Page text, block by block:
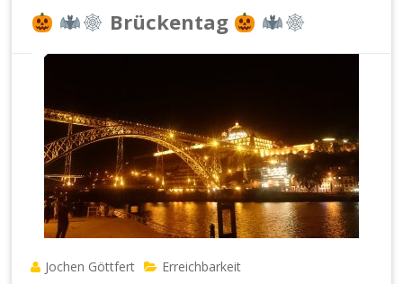
Brückentag
Jochen Göttfert Erreichbarkeit